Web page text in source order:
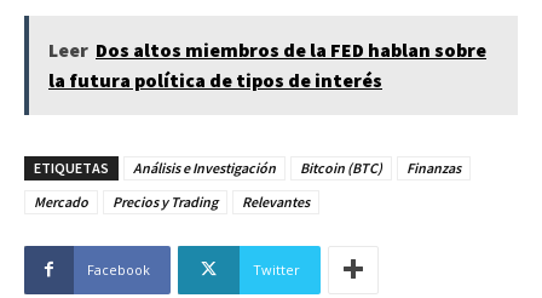
Leer Dos altos miembros de la FED hablan sobre
la futura política de tipos de interés
ETIQUETAS Análisis e Investigación Bitcoin (BTC)
Finanzas
Mercado
Precios y Trading Relevantes
Facebook Twitter